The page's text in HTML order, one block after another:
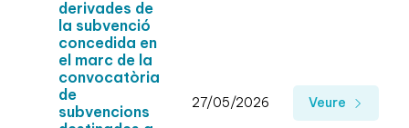
derivades de
la subvenció
concedida en
el marc de la
convocatòria
de
subvencions
27/05/2026 Veure